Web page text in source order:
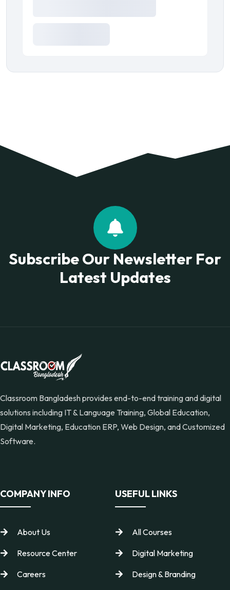
Subscribe Our Newsletter For
Latest Updates
Classroom Bangladesh provides end-to-end training and digital
solutions including IT & Language Training, Global Education,
Digital Marketing, Education ERP, Web Design, and Customized
Software.
COMPANY INFO
About Us
Resource Center
Careers
USEFUL LINKS
All Courses
Digital Marketing
Design & Branding